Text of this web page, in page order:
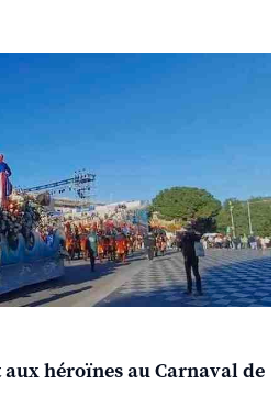
héroïnes au Carnaval de